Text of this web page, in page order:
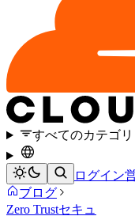
すべてのカテゴリ
ログイン
ブログ
Zero Trustセキュ